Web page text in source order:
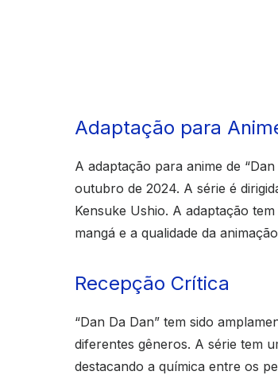
Adaptação para
A adaptação para anime de
outubro de 2024. A série é
Kensuke Ushio. A adaptação
mangá e a qualidade da
Recepção Crítica
“Dan Da Dan” tem sido
diferentes gêneros. A série tem
destacando a química entre os